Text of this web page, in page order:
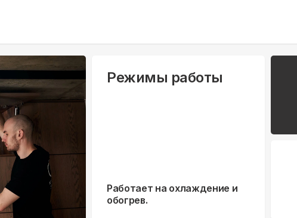
Режимы работы
Работает на охлаждение и
обогрев.